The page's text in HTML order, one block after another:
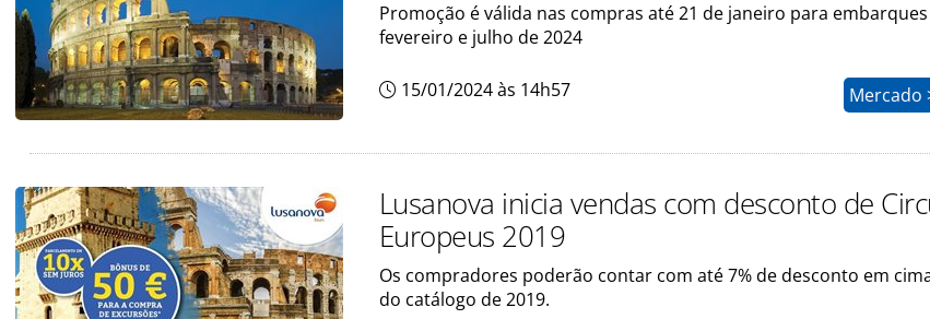
Promoção é válida nas compras até 21 de janeiro para
fevereiro e julho de 2024
15/01/2024 às 14h57 Mercado
Lusanova inicia vendas com desconto de
Europeus 2019
Os compradores poderão contar com até 7% de desconto em
do catálogo de 2019.